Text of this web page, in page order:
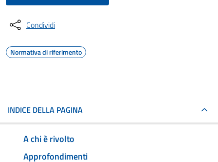
Condividi
Normativa di riferimento
INDICE DELLA PAGINA
A chi è rivolto
Approfondimenti